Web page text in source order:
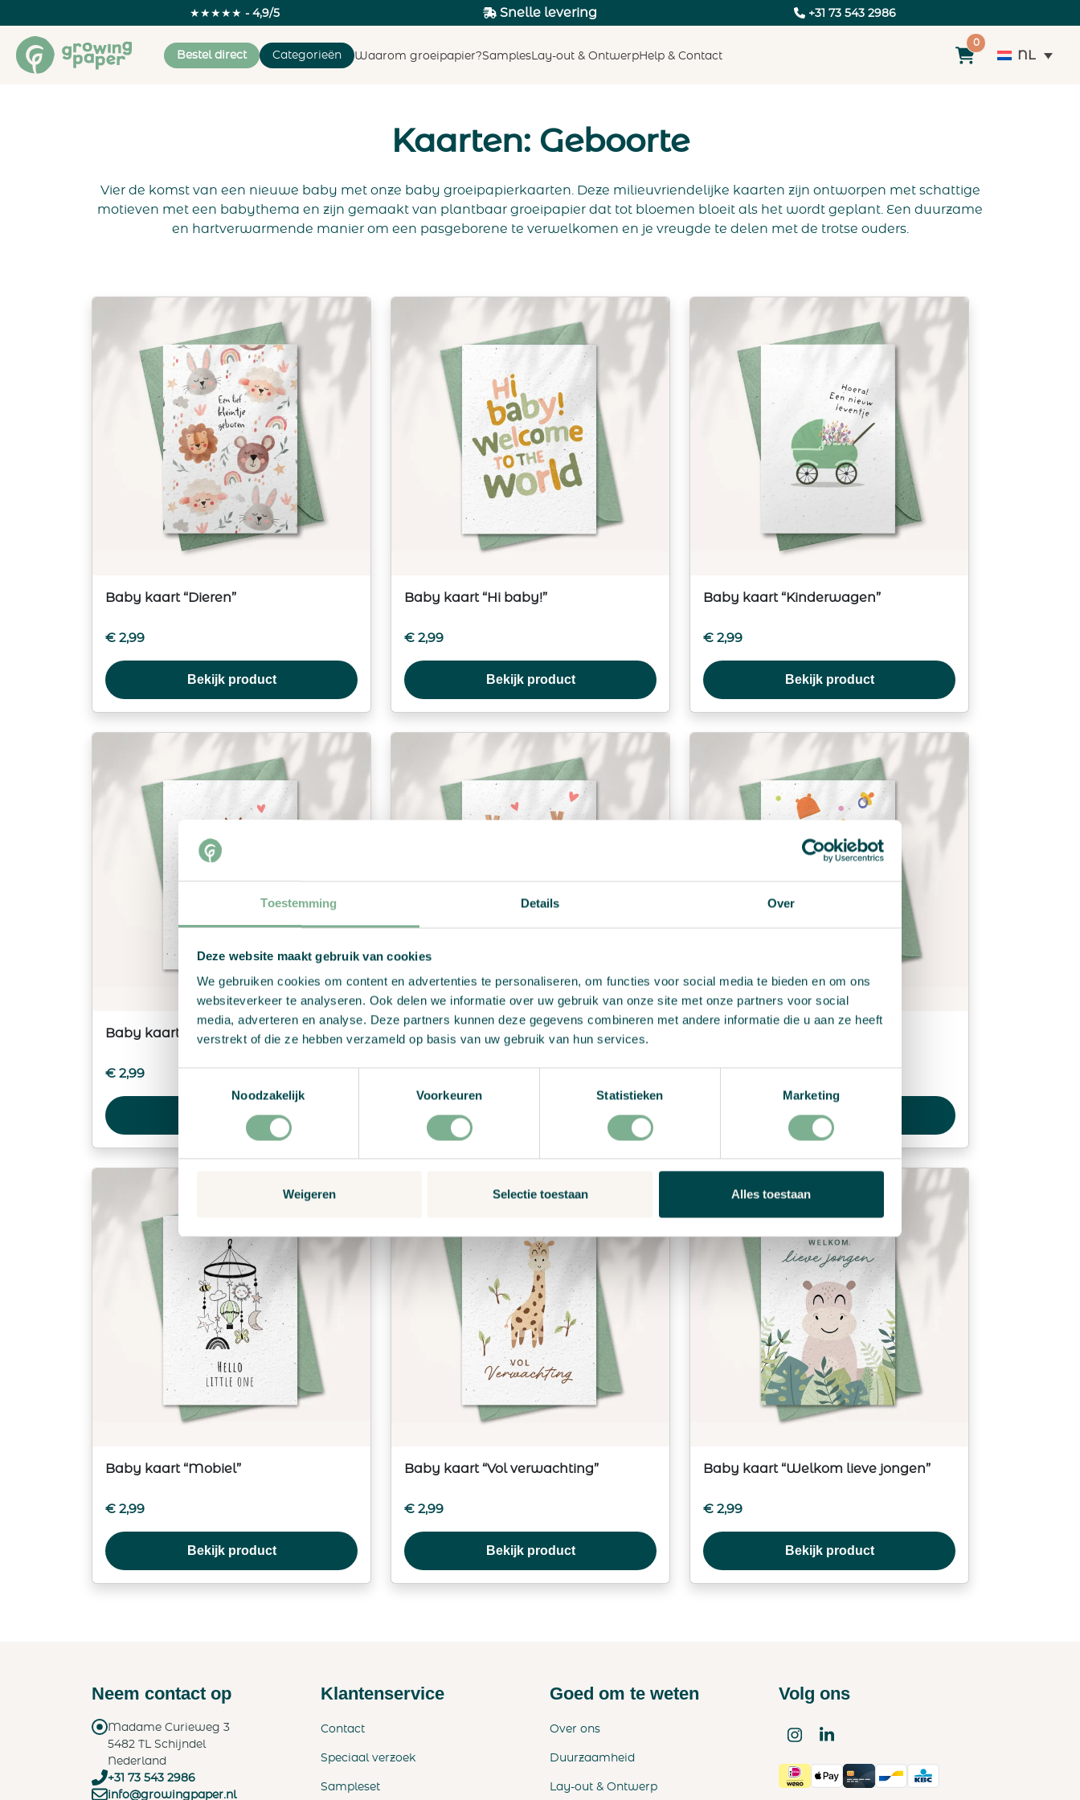
Toestemming Details Over
Deze website maakt gebruik van cookies
We gebruiken cookies om content en advertenties te personaliseren, om functies voor social media te bieden en om ons
websiteverkeer te analyseren. Ook delen we informatie over uw gebruik van onze site met onze partners voor social
media, adverteren en analyse. Deze partners kunnen deze gegevens combineren met andere informatie die u aan ze heeft
verstrekt of die ze hebben verzameld op basis van uw gebruik van hun services.
Noodzakelijk
Voorkeuren Statistieken Marketing
Weigeren Selectie toestaan Alles toestaan
★★★★★ - 4,9/5 Snelle levering +31 73 543 2986
Bestel direct Categorieën Waarom groeipapier?Samples Lay-out & OntwerpHelp & Contact
0
NL
Kaarten: Geboorte
Vier de komst van een nieuwe baby met onze baby groeipapierkaarten. Deze milieuvriendelijke kaarten zijn ontworpen met schattige
motieven met een babythema en zijn gemaakt van plantbaar groeipapier dat tot bloemen bloeit als het wordt geplant. Een duurzame
en hartverwarmende manier om een pasgeborene te verwelkomen en je vreugde te delen met de trotse ouders.
Baby kaart “Dieren”
€ 2,99
Bekijk product
Baby kaart “Hi baby!”
€ 2,99
Bekijk product
Baby kaart “Kinderwagen”
€ 2,99
Bekijk product
Baby kaart “Knuffeldoek”
€ 2,99
Bekijk product
Baby kaart “Lief kleinkindje”
Bekijk product
Baby kaart “Mobiel”
€ 2,99
Bekijk product
Baby kaart “Vol verwachting”
€ 2,99
Bekijk product
Baby kaart “Welkom lieve jongen”
€ 2,99
Bekijk product
Neem contact op
Madame Curieweg 3
5482 TL Schijndel
Nederland
+31 73 543 2986
info@growingpaper.nl
Klantenservice
Contact
Speciaal verzoek
Sampleset
Goed om te weten
Over ons
Duurzaamheid
Lay-out & Ontwerp
Volg ons